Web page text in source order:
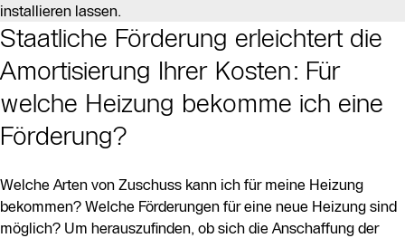
installieren lassen.
Staatliche Förderung erleichtert die
Amortisierung Ihrer Kosten: Für
welche Heizung bekomme ich eine
Förderung?
Welche Arten von Zuschuss kann ich für meine Heizung
bekommen? Welche Förderungen für eine neue Heizung sind
möglich? Um herauszufinden, ob sich die Anschaffung der